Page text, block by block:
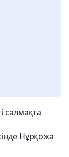
салмақта
Нұрқожа